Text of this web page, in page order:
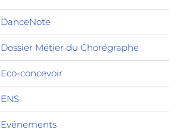
DanceNote
Dossier Métier du Chorégraphe
Eco-concevoir
ENS
Evénements